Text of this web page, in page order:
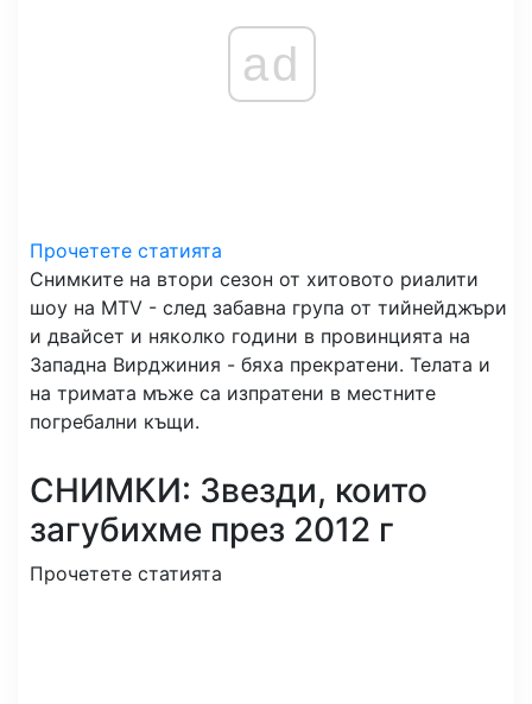
ad
Прочетете статията
Снимките на втори сезон от хитовото риалити
шоу на MTV - след забавна група от тийнейджъри
и двайсет и няколко години в провинцията на
Западна Вирджиния - бяха прекратени. Телата и
на тримата мъже са изпратени в местните
погребални къщи.
СНИМКИ: Звезди, които
загубихме през 2012 г
Прочетете статията